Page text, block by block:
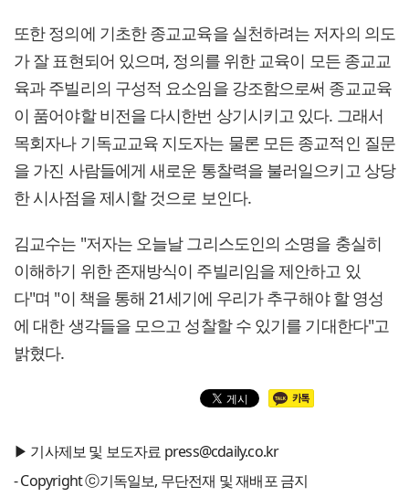
또한 정의에 기초한 종교교육을 실천하려는 저자의 의도
가 잘 표현되어 있으며, 정의를 위한 교육이 모든 종교교
육과 주빌리의 구성적 요소임을 강조함으로써 종교교육
이 품어야할 비전을 다시한번 상기시키고 있다. 그래서
목회자나 기독교교육 지도자는 물론 모든 종교적인 질문
을 가진 사람들에게 새로운 통찰력을 불러일으키고 상당
한 시사점을 제시할 것으로 보인다.
김교수는 "저자는 오늘날 그리스도인의 소명을 충실히
이해하기 위한 존재방식이 주빌리임을 제안하고 있
다"며 "이 책을 통해 21세기에 우리가 추구해야 할 영성
에 대한 생각들을 모으고 성찰할 수 있기를 기대한다"고
밝혔다.
▶ 기사제보 및 보도자료 press@cdaily.co.kr
- Copyright ⓒ기독일보, 무단전재 및 재배포 금지